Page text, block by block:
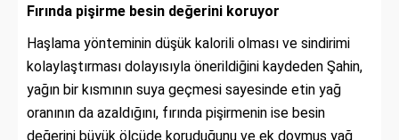
Fırında pişirme besin değerini koruyor
Haşlama yönteminin düşük kalorili olması ve sindirimi
kolaylaştırması dolayısıyla önerildiğini kaydeden Şahin,
yağın bir kısmının suya geçmesi sayesinde etin yağ
oranının da azaldığını, fırında pişirmenin ise besin
değerini büyük ölçüde koruduğunu ve ek doymuş yağ